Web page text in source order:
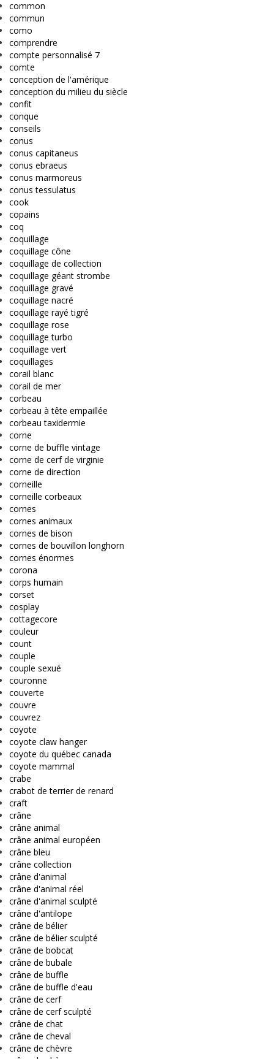
common
commun
como
comprendre
compte personnalisé 7
comte
conception de l'amérique
conception du milieu du siècle
confit
conque
conseils
conus
conus capitaneus
conus ebraeus
conus marmoreus
conus tessulatus
cook
copains
coq
coquillage
coquillage cône
coquillage de collection
coquillage géant strombe
coquillage gravé
coquillage nacré
coquillage rayé tigré
coquillage rose
coquillage turbo
coquillage vert
coquillages
corail blanc
corail de mer
corbeau
corbeau à tête empaillée
corbeau taxidermie
corne
corne de buffle vintage
corne de cerf de virginie
corne de direction
corneille
corneille corbeaux
cornes
cornes animaux
cornes de bison
cornes de bouvillon longhorn
cornes énormes
corona
corps humain
corset
cosplay
cottagecore
couleur
count
couple
couple sexué
couronne
couverte
couvre
couvrez
coyote
coyote claw hanger
coyote du québec canada
coyote mammal
crabe
crabot de terrier de renard
craft
crâne
crâne animal
crâne animal européen
crâne bleu
crâne collection
crâne d'animal
crâne d'animal réel
crâne d'animal sculpté
crâne d'antilope
crâne de bélier
crâne de bélier sculpté
crâne de bobcat
crâne de bubale
crâne de buffle
crâne de buffle d'eau
crâne de cerf
crâne de cerf sculpté
crâne de chat
crâne de cheval
crâne de chèvre